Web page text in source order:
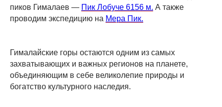
пиков Гималаев — Пик Лобуче 6156 м. А также
проводим экспедицию на Мера Пик.
Гималайские горы остаются одним из самых
захватывающих и важных регионов на планете,
объединяющим в себе великолепие природы и
богатство культурного наследия.